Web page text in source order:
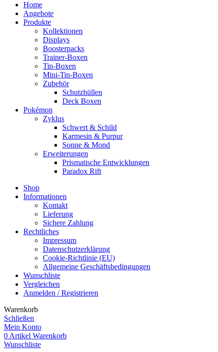
Home
Angebote
Produkte
Kollektionen
Displays
Boosterpacks
Trainer-Boxen
Tin-Boxen
Mini-Tin-Boxen
Zubehör
Schutzhüllen
Deck Boxen
Pokémon
Zyklus
Schwert & Schild
Karmesin & Purpur
Sonne & Mond
Erweiterungen
Prismatische Entwicklungen
Paradox Rift
Shop
Informationen
Kontakt
Lieferung
Sichere Zahlung
Rechtliches
Impressum
Datenschutzerklärung
Cookie-Richtlinie (EU)
Allgemeine Geschäftsbedingungen
Wunschliste
Vergleichen
Anmelden / Registrieren
Warenkorb
Schließen
Mein Konto
0 Artikel Warenkorb
Wunschliste